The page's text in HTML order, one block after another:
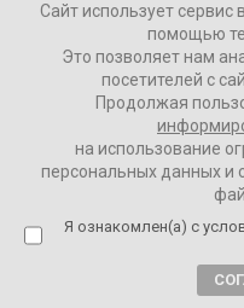
2 года назад
Никита
элиты, не элиты,
Я не могу на это
конкретные вещи
оторвало ногу, я
всем советую»
Сайт использует сервис
помощью
Это позволяет нам
посетителей с
Продолжая
на использование
персональных данных и
Я ознакомлен(а) с